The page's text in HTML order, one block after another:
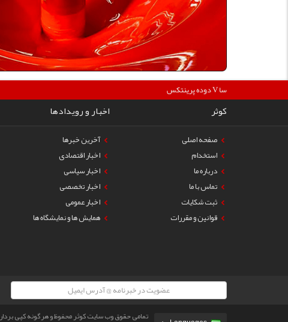
دوده پرینتکس V دگوسا :360000
کوثر اخبار و رویدادها
صفحه اصلی
استخدام
درباره ما
تماس با ما
ثبت شکایات
قوانین و مقررات
آخرین خبرها
اخبار اقتصادی
اخبار سیاسی
اخبار تخصصی
اخبار عمومی
همایش ها و نمایشگاه ها
تمامی حقوق وب سایت کوثر محفوظ و هرگونه کپی